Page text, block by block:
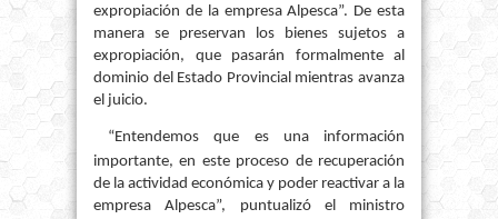
expropiación de la empresa Alpesca”. De esta
manera se preservan los bienes sujetos a
expropiación, que pasarán formalmente al
dominio del Estado Provincial mientras avanza
el juicio.
“Entendemos que es una información
importante, en este proceso de recuperación
de la actividad económica y poder reactivar a la
empresa Alpesca”, puntualizó el ministro